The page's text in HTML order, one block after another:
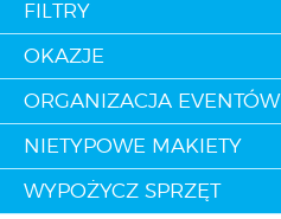
FILTRY
OKAZJE
ORGANIZACJA EVENTÓW
NIETYPOWE MAKIETY
WYPOŻYCZ SPRZĘT